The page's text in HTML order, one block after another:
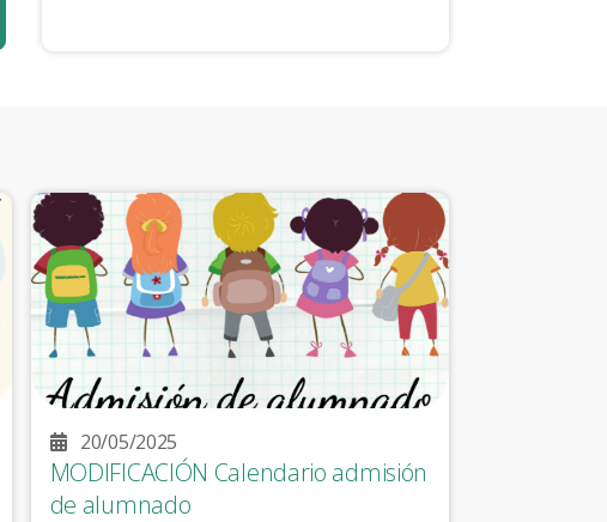
20/05/2025
MODIFICACIÓN Calendario admisión
de alumnado